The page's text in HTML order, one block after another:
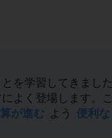
を学習してきました
よく登場します。こ
が進む よう
便利な